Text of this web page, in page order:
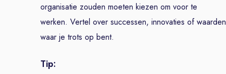
organisatie zouden moeten kiezen om voor te
werken. Vertel over successen, innovaties of waarden
waar je trots op bent.
Tip: